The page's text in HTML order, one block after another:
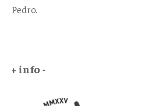
Pedro.
+ info -